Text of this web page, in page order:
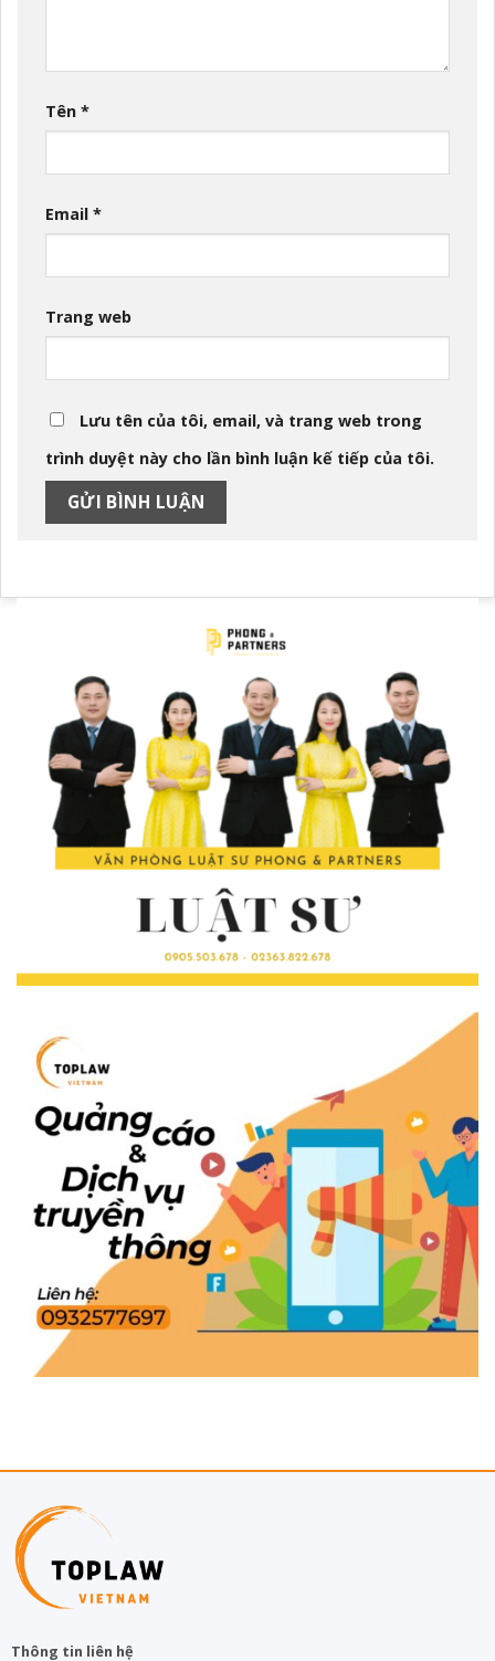
Tên *
Email *
Trang web
Lưu tên của tôi, email, và trang web trong
trình duyệt này cho lần bình luận kế tiếp của tôi.
Thông tin liên hệ